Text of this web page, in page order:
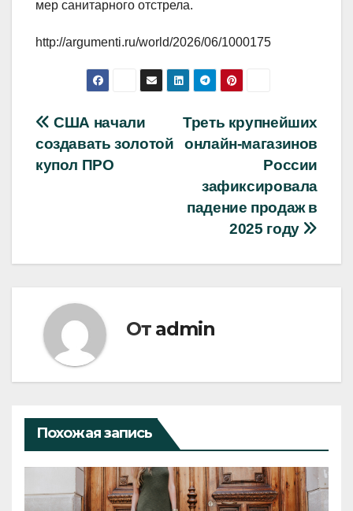
мер санитарного отстрела.
http://argumenti.ru/world/2026/06/1000175
Навигация
по
Треть крупнейших
онлайн‑магазинов
России
зафиксировала
падение продаж в
2025 году
США начали
создавать золотой
купол ПРО
От admin
Похожая запись